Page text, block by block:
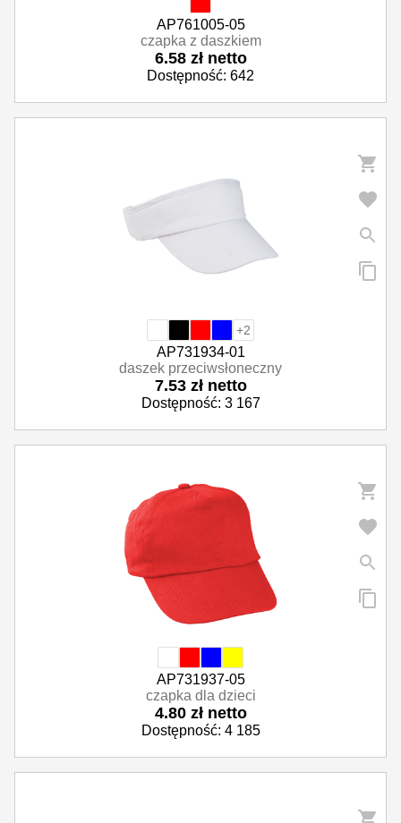
AP761005-05
czapka z daszkiem
6.58 zł netto
Dostępność: 642
+2
AP731934-01
daszek przeciwsłoneczny
7.53 zł netto
Dostępność: 3 167
AP731937-05
czapka dla dzieci
4.80 zł netto
Dostępność: 4 185